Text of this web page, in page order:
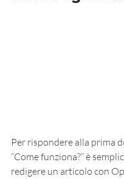
Per rispondere alla prima
“Come funziona?” è
redigere un articolo con